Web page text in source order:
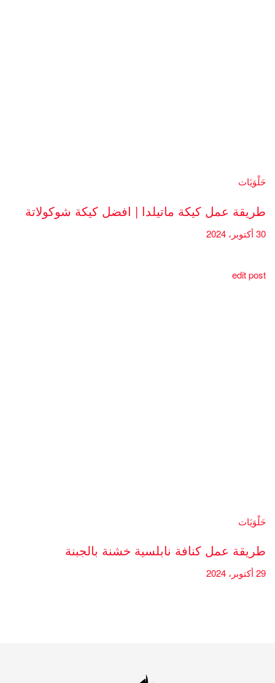
حَلْوَيَات
طريقة عمل كيكة ماتيلدا | افضل كيكة شوكولاتة
30 أكتوبر، 2024
edit post
حَلْوَيَات
طريقة عمل كنافة نابلسية خشنة بالجبنة
29 أكتوبر، 2024